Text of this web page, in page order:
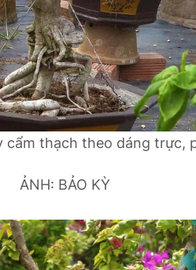
cẩm thạch theo dáng trực,
ẢNH: BẢO KỲ